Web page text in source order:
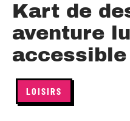
Kart de
aventure
LOISIRS